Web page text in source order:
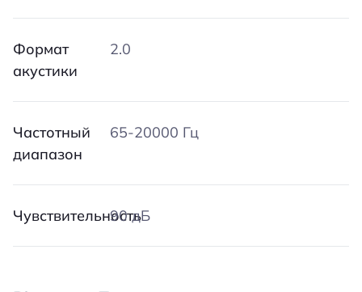
Формат
акустики
2.0
Частотный
диапазон
65-20000 Гц
Чувствительность
90 дБ